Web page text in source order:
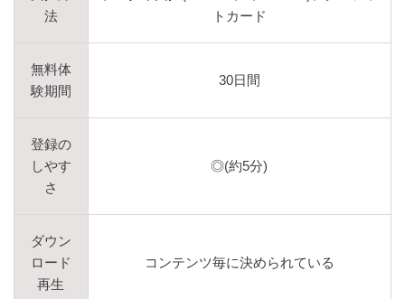
法
トカード
無料体
験期間
30日間
登録の
しやす
さ
◎(約5分)
ダウン
ロード
再生
コンテンツ毎に決められている